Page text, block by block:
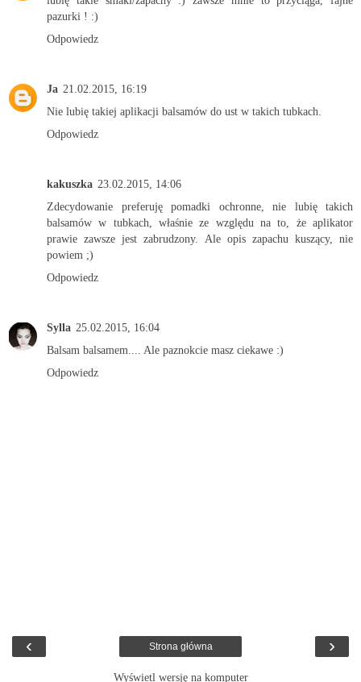
pazurki ! :)
Odpowiedz
Ja 21.02.2015, 16:19
Nie lubię takiej aplikacji balsamów do ust w takich tubkach.
Odpowiedz
kakuszka 23.02.2015, 14:06
Zdecydowanie preferuję pomadki ochronne, nie lubię takich
balsamów w tubkach, właśnie ze względu na to, że aplikator
prawie zawsze jest zabrudzony. Ale opis zapachu kuszący, nie
powiem ;)
Odpowiedz
Sylla 25.02.2015, 16:04
Balsam balsamem.... Ale paznokcie masz ciekawe :)
Odpowiedz
‹ ›
Strona główna
Wyświetl wersję na komputer